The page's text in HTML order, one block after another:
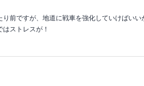
前ですが、地道に戦車を強化していけばいい
ストレスが！